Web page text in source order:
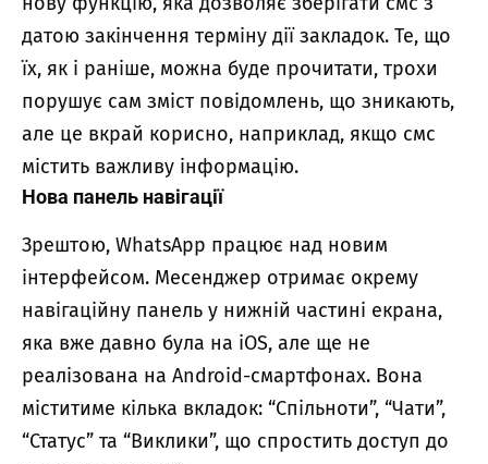
датою закінчення терміну дії закладок. Те, що
їх, як і раніше, можна буде прочитати, трохи
порушує сам зміст повідомлень, що зникають,
але це вкрай корисно, наприклад, якщо смс
містить важливу інформацію.
Нова панель навігації
Зрештою, WhatsApp працює над новим
інтерфейсом. Месенджер отримає окрему
навігаційну панель у нижній частині екрана,
яка вже давно була на iOS, але ще не
реалізована на Android-смартфонах. Вона
міститиме кілька вкладок: “Спільноти”, “Чати”,
“Статус” та “Виклики”, що спростить доступ до